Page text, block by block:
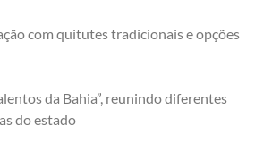
com quitutes tradicionais e opções
da Bahia”, reunindo diferentes
do estado